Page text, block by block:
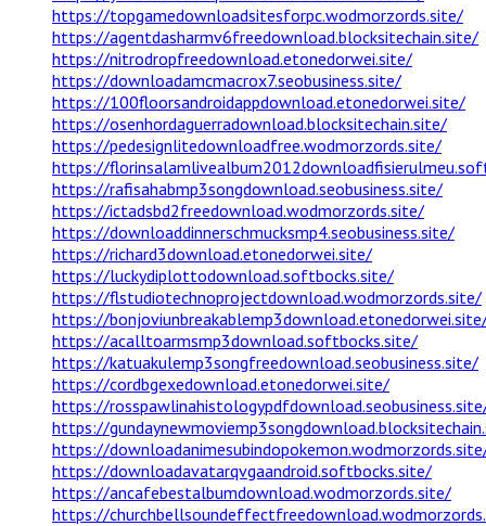
https://topgamedownloadsitesforpc.wodmorzords.site/
https://agentdasharmv6freedownload.blocksitechain.site/
https://nitrodropfreedownload.etonedorwei.site/
https://downloadamcmacrox7.seobusiness.site/
https://100floorsandroidappdownload.etonedorwei.site/
https://osenhordaguerradownload.blocksitechain.site/
https://pedesignlitedownloadfree.wodmorzords.site/
https://
https://rafisahabmp3songdownload.seobusiness.site/
https://ictadsbd2freedownload.wodmorzords.site/
https://downloaddinnerschmucksmp4.seobusiness.site/
https://richard3download.etonedorwei.site/
https://luckydiplottodownload.softbocks.site/
https://flstudiotechnoprojectdownload.wodmorzords.site/
https://
https://acalltoarmsmp3download.softbocks.site/
https://katuakulemp3songfreedownload.seobusiness.site/
https://cordbgexedownload.etonedorwei.site/
https://
https://
https://
https://downloadavatarqvgaandroid.softbocks.site/
https://ancafebestalbumdownload.wodmorzords.site/
https://